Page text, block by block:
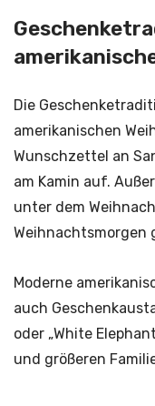
Die
amerikanischen
Wunschzettel an
am Kamin auf.
unter dem
Weihnachtsmorgen
Moderne
auch
oder „White
und größeren